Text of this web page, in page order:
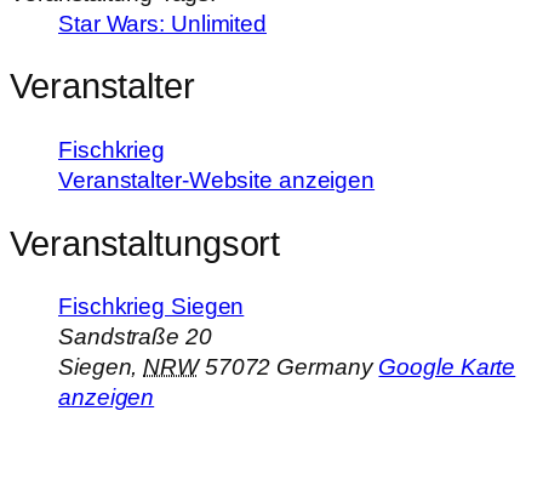
Star Wars: Unlimited
Veranstalter
Fischkrieg
Veranstalter-Website anzeigen
Veranstaltungsort
Fischkrieg Siegen
Sandstraße 20
Siegen, NRW 57072 Germany Google Karte
anzeigen